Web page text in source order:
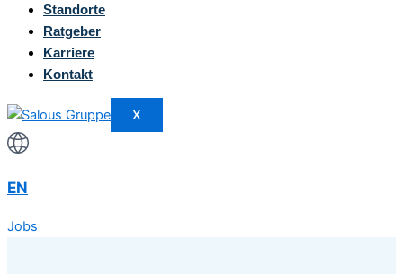
Standorte
Ratgeber
Karriere
Kontakt
X
EN
Jobs